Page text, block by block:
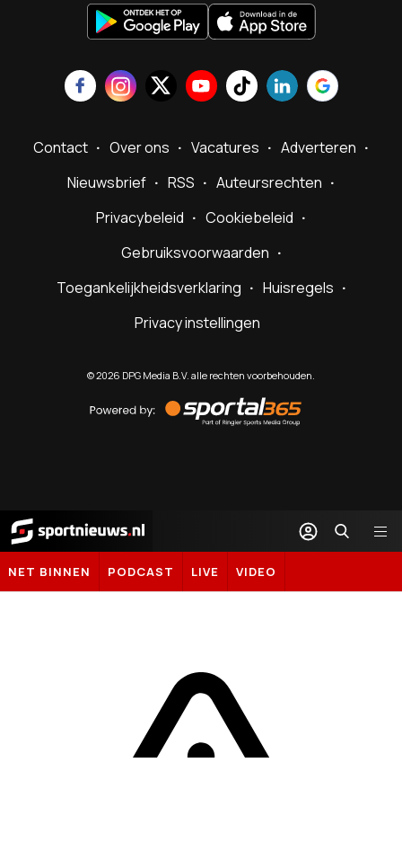
Contact Over ons Vacatures
Adverteren
Nieuwsbrief
RSS
Auteursrechten
Privacybeleid
Cookiebeleid
Gebruiksvoorwaarden
Toegankelijkheidsverklaring
Huisregels
Privacy instellingen
©2026 DPG Media B.V. alle rechten voorbehouden.
by
Sportal365
Sportnieuws.nl
NET BINNEN PODCAST LIVE VIDEO